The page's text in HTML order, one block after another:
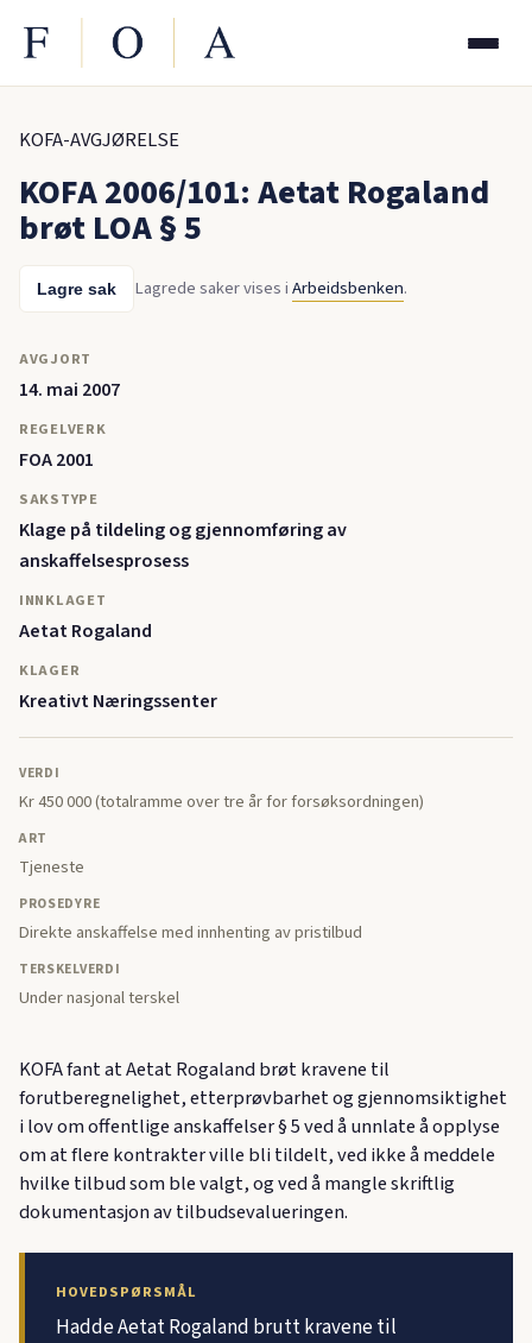
KOFA-AVGJØRELSE
KOFA 2006/101: Aetat Rogaland
brøt LOA § 5
Lagre sak Lagrede saker vises iArbeidsbenken.
AVGJORT
14. mai 2007
REGELVERK
FOA 2001
SAKSTYPE
Klage på tildeling og gjennomføring av
anskaffelsesprosess
INNKLAGET
Aetat Rogaland
KLAGER
Kreativt Næringssenter
VERDI
Kr 450 000 (totalramme over tre år for forsøksordningen)
ART
Tjeneste
PROSEDYRE
Direkte anskaffelse med innhenting av pristilbud
TERSKELVERDI
Under nasjonal terskel
KOFA fant at Aetat Rogaland brøt kravene til
forutberegnelighet, etterprøvbarhet og gjennomsiktighet
i lov om offentlige anskaffelser § 5 ved å unnlate å opplyse
om at flere kontrakter ville bli tildelt, ved ikke å meddele
hvilke tilbud som ble valgt, og ved å mangle skriftlig
dokumentasjon av tilbudsevalueringen.
HOVEDSPØRSMÅL
Hadde Aetat Rogaland brutt kravene til